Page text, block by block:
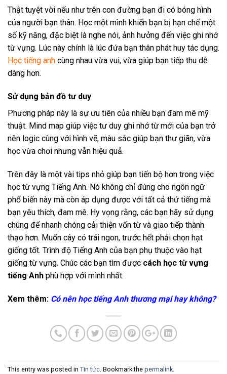
Thật tuyệt vời nếu như trên con đường bạn đi có bóng hình
của người bạn thân. Học một mình khiến bạn bị hạn chế một
số kỹ năng, đặc biệt là nghe nói, ảnh hưởng đến việc ghi nhớ
từ vựng. Lúc này chính là lúc đứa bạn thân phát huy tác dụng.
Học tiếng anh cùng nhau vừa vui, vừa giúp bạn tiếp thu dễ
dàng hơn.
Sử dụng bản đồ tư duy
Phương pháp này là sự ưu tiên của nhiều bạn đam mê mỹ
thuật. Mind map giúp việc tư duy ghi nhớ từ mới của bạn trở
nên logic cùng với hình vẽ, màu sắc giúp bạn thư giãn, vừa
học vừa chơi nhưng vẫn hiệu quả.
Trên đây là một vài tips nhỏ giúp bạn tiến bộ hơn trong việc
học từ vựng Tiếng Anh. Nó không chỉ đúng cho ngôn ngữ
phổ biến này mà còn áp dụng được với tất cả thứ tiếng mà
bạn yêu thích, đam mê. Hy vọng rằng, các bạn hãy sử dụng
chúng để nhanh chóng cải thiện vốn từ và giao tiếp thành
thạo hơn. Muốn cây có trái ngon, trước hết phải chọn hạt
giống tốt. Trình độ Tiếng Anh của bạn phụ thuộc vào hạt
giống từ vựng. Chúc các bạn tìm được cách học từ vựng
tiếng Anh phù hợp với mình nhất.
Xem thêm: Có nên học tiếng Anh thương mại hay không?
This entry was posted in Tin tức. Bookmark the permalink.